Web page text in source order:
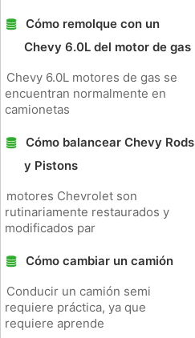
Cómo remolque con un
Chevy 6.0L del motor de gas
Chevy 6.0L motores de gas se
encuentran normalmente en
camionetas
Cómo balancear Chevy Rods
y Pistons
motores Chevrolet son
rutinariamente restaurados y
modificados par
Cómo cambiar un camión
Conducir un camión semi
requiere práctica, ya que
requiere aprende